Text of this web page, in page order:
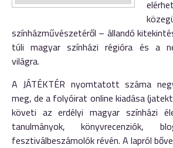
színházművészetéről – állandó
túli magyar színházi régióra és a
világra.
A JÁTÉKTÉR nyomtatott száma
meg, de a folyóirat online kiadása
követi az erdélyi magyar színházi
tanulmányok, könyvrecenziók,
fesztiválbeszámolók révén. A lapról